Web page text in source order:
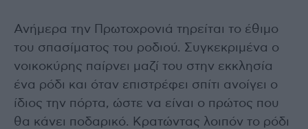
Ανήμερα την Πρωτοχρονιά τηρείται το έθιμο
του σπασίματος του ροδιού. Συγκεκριμένα ο
νοικοκύρης παίρνει μαζί του στην εκκλησία
ένα ρόδι και όταν επιστρέφει σπίτι ανοίγει ο
ίδιος την πόρτα, ώστε να είναι ο πρώτος που
θα κάνει ποδαρικό. Κρατώντας λοιπόν το ρόδι